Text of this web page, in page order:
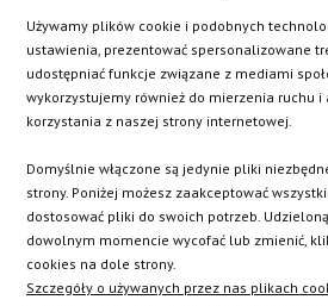
CZ ES
SK
Używamy plików cookie i podobnych
ustawienia, prezentować spersonalizowane
udostępniać funkcje związane z mediami
wykorzystujemy również do mierzenia ruchu
korzystania z naszej strony internetowej.
Domyślnie włączone są jedynie pliki
strony. Poniżej możesz zaakceptować
dostosować pliki do swoich potrzeb.
dowolnym momencie wycofać lub zmienić,
cookies na dole strony.
Szczegóły o używanych przez nas plikach